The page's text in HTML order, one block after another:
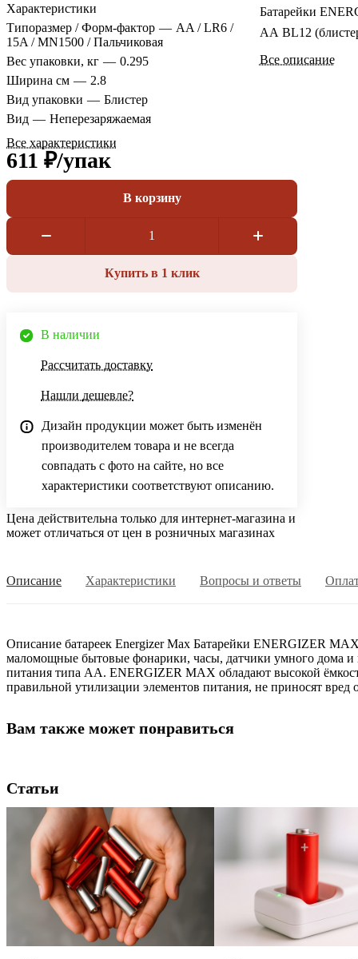
Характеристики
Типоразмер / Форм-фактор — AA / LR6 /
15A / MN1500 / Пальчиковая
Вес упаковки, кг — 0.295
Ширина см — 2.8
Вид упаковки — Блистер
Вид — Неперезаряжаемая
Все характеристики
Батарейки
АА BL12
Все описание
611 ₽/упак
В корзину
Купить в 1 клик
В наличии
Рассчитать доставку
Нашли дешевле?
Дизайн продукции может быть изменён
производителем товара и не всегда
совпадать с фото на сайте, но все
характеристики соответствуют описанию.
Цена действительна только для интернет-магазина и
может отличаться от цен в розничных магазинах
Описание Характеристики Вопросы и ответы
Описание батареек Energizer Max Батарейки ENERGIZER
маломощные бытовые фонарики, часы, датчики умного дома
питания типа АА. ENERGIZER MAX обладают высокой
правильной утилизации элементов питания, не приносят
Вам также может понравиться
Статьи